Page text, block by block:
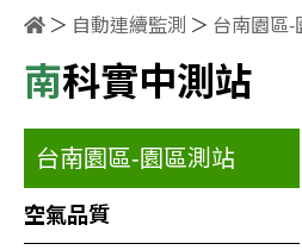
自動連續監測 台南園區-
南科實中測站
台南園區-園區測站
空氣品質